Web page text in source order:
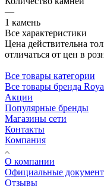
—
1 камень
Все характеристики
Цена действительна
отличаться от цен в
Все товары категории
Все товары бренда
Акции
Популярные бренды
Магазины сети
Контакты
Компания
О компании
Официальные
Отзывы